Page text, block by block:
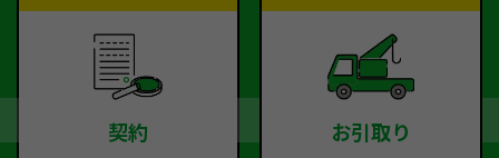
契約 お引取り